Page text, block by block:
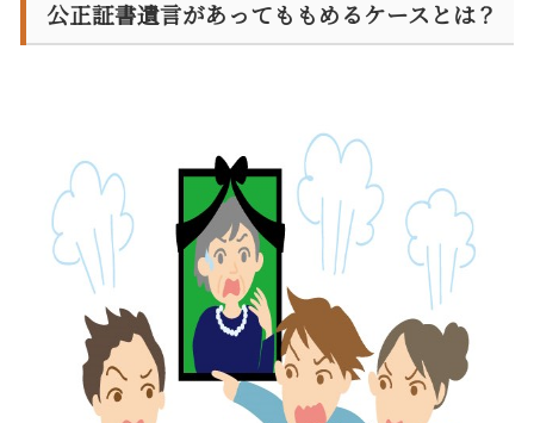
公正証書遺言があってももめるケースとは？